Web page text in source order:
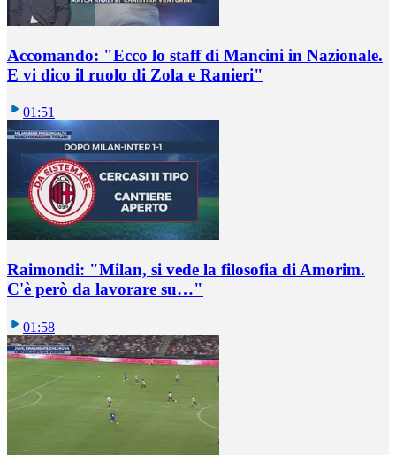
Accomando: "Ecco lo staff di Mancini in Nazionale.
E vi dico il ruolo di Zola e Ranieri"
01:51
Raimondi: "Milan, si vede la filosofia di Amorim.
C'è però da lavorare su…"
01:58